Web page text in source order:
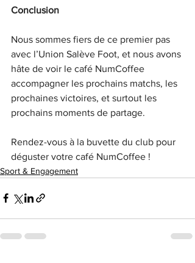
Conclusion
Nous sommes fiers de ce premier pas
avec l’Union Salève Foot, et nous avons
hâte de voir le café NumCoffee
accompagner les prochains matchs, les
prochaines victoires, et surtout les
prochains moments de partage.
Rendez-vous à la buvette du club pour
déguster votre café NumCoffee !
Sport & Engagement